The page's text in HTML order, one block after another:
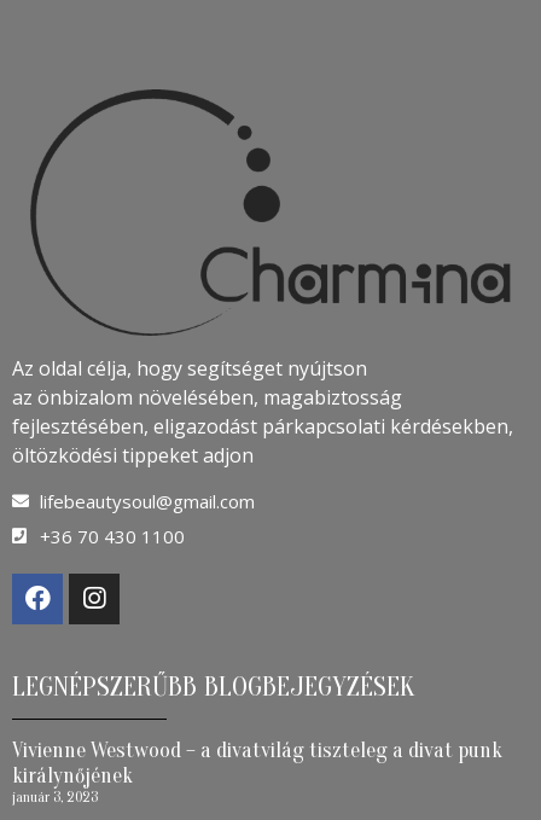
Az oldal célja, hogy segítséget nyújtson
az önbizalom növelésében, magabiztosság
fejlesztésében, eligazodást párkapcsolati kérdésekben,
öltözködési tippeket adjon
lifebeautysoul@gmail.com
+36 70 430 1100
LEGNÉPSZERŰBB BLOGBEJEGYZÉSEK
Vivienne Westwood – a divatvilág tiszteleg a divat punk
királynőjének
január 3, 2023